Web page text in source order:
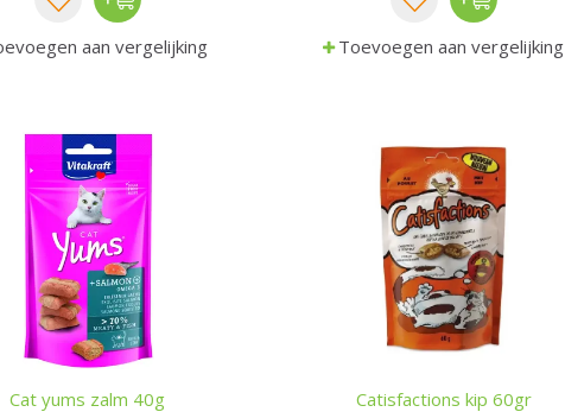
aan vergelijking Toevoegen aan vergelijking
Cat yums zalm 40g Catisfactions kip 60gr